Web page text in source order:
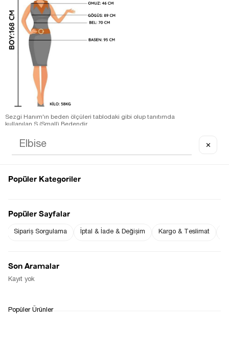
Sezgi Hanım'ın beden ölçüleri tablodaki gibi olup tanıtımda
kullanılan S (Small) Bedendir.
Ürün Boyu ;
S beden : 110 cm ( +/- 2 cm )
Ürün Ölçüleri;
farklılık vardır.
İADE&DEĞİŞİM
✕
Popüler Kategoriler
Popüler Sayfalar
Sipariş Sorgulama İptal & İade & Değişim Kargo & Teslimat
Son Aramalar
Kayıt yok
Popüler Ürünler